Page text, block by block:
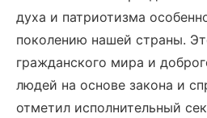
духа и патриотизма
поколению нашей страны.
гражданского мира и
людей на основе закона и
отметил исполнительный